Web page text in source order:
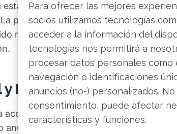
Para ofrecer las mejores
socios utilizamos tecnologías
acceder a la información del
tecnologías nos permitirá a
procesar datos personales
navegación o identificaciones
anuncios (no-) personalizados.
consentimiento, puede afectar
características y funciones.
utilizando esta tecnología en su
postura de Netflix es clara: estas
mediante una mayor eficiencia
Próximos
acción de Netflix cotizó ayer a 94,31
que va desde los 75,01 hasta los